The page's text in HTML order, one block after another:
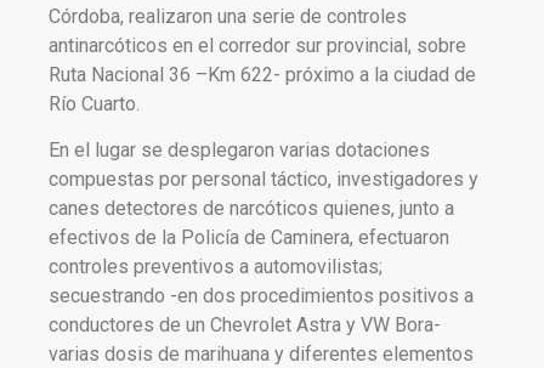
Córdoba, realizaron una serie de controles
antinarcóticos en el corredor sur provincial, sobre
Ruta Nacional 36 –Km 622- próximo a la ciudad de
Río Cuarto.
En el lugar se desplegaron varias dotaciones
compuestas por personal táctico, investigadores y
canes detectores de narcóticos quienes, junto a
efectivos de la Policía de Caminera, efectuaron
controles preventivos a automovilistas;
secuestrando -en dos procedimientos positivos a
conductores de un Chevrolet Astra y VW Bora-
varias dosis de marihuana y diferentes elementos